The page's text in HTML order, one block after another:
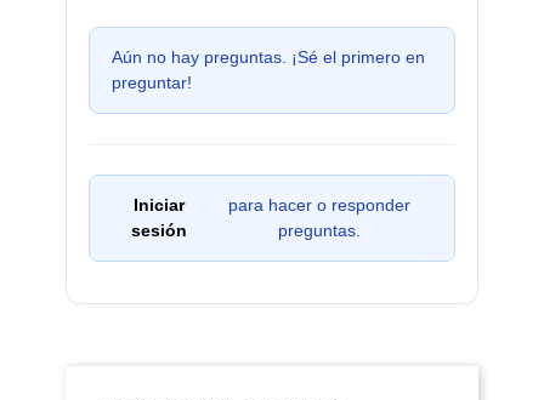
Aún no hay preguntas. ¡Sé el primero en
preguntar!
Iniciar
sesión
para hacer o responder
preguntas.